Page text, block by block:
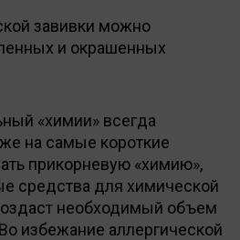
завивки можно
и окрашенных
«химии» всегда
на самые короткие
прикорневую «химию»,
средства для химической
необходимый объем
избежание аллергической